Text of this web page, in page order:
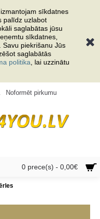
sīkdatnes
palīdz uzlabot
saglabātas jūsu
sīkdatnes,
piekrišanu Jūs
saglabātās
politika , lai uzzinātu
Noformēt pirkumu
0 prece(s) - 0,00€